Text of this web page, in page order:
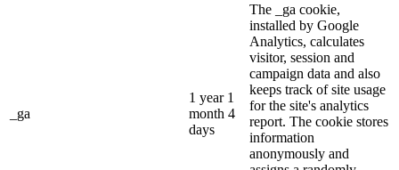
_ga
1 year 1
month 4
days
The _ga cookie,
installed by Google
Analytics, calculates
visitor, session and
campaign data and also
keeps track of site usage
for the site's analytics
report. The cookie stores
information
anonymously and